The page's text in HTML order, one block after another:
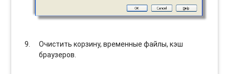
Очистить корзину, временные файлы, кэш
браузеров.